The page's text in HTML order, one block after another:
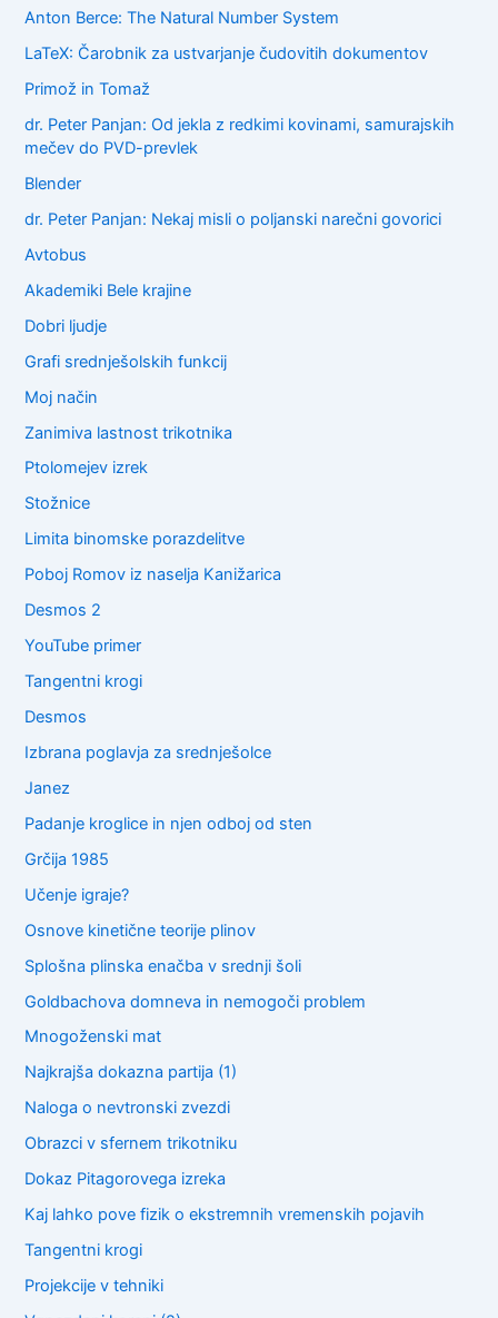
Anton Berce: The Natural Number System
LaTeX: Čarobnik za ustvarjanje čudovitih dokumentov
Primož in Tomaž
dr. Peter Panjan: Od jekla z redkimi kovinami, samurajskih
mečev do PVD-prevlek
Blender
dr. Peter Panjan: Nekaj misli o poljanski narečni govorici
Avtobus
Akademiki Bele krajine
Dobri ljudje
Grafi srednješolskih funkcij
Moj način
Zanimiva lastnost trikotnika
Ptolomejev izrek
Stožnice
Limita binomske porazdelitve
Poboj Romov iz naselja Kanižarica
Desmos 2
YouTube primer
Tangentni krogi
Desmos
Izbrana poglavja za srednješolce
Janez
Padanje kroglice in njen odboj od sten
Grčija 1985
Učenje igraje?
Osnove kinetične teorije plinov
Splošna plinska enačba v srednji šoli
Goldbachova domneva in nemogoči problem
Mnogoženski mat
Najkrajša dokazna partija (1)
Naloga o nevtronski zvezdi
Obrazci v sfernem trikotniku
Dokaz Pitagorovega izreka
Kaj lahko pove fizik o ekstremnih vremenskih pojavih
Tangentni krogi
Projekcije v tehniki